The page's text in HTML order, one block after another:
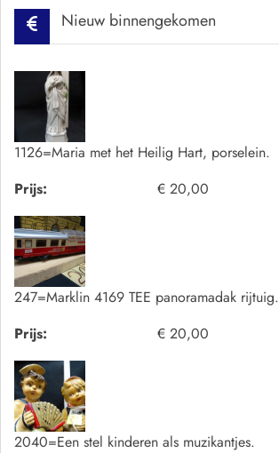
Nieuw binnengekomen
1126=Maria met het Heilig Hart, porselein.
Prijs:
€ 20,00
247=Marklin 4169 TEE panoramadak rijtuig.
Prijs:
€ 20,00
2040=Een stel kinderen als muzikantjes.